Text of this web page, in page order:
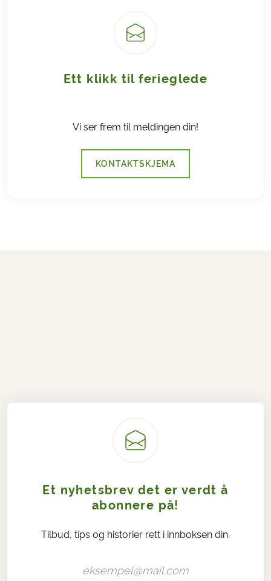
Ett klikk til ferieglede
Vi ser frem til meldingen din!
KONTAKTSKJEMA
Et nyhetsbrev det er verdt å
abonnere på!
Tilbud, tips og historier rett i innboksen din.